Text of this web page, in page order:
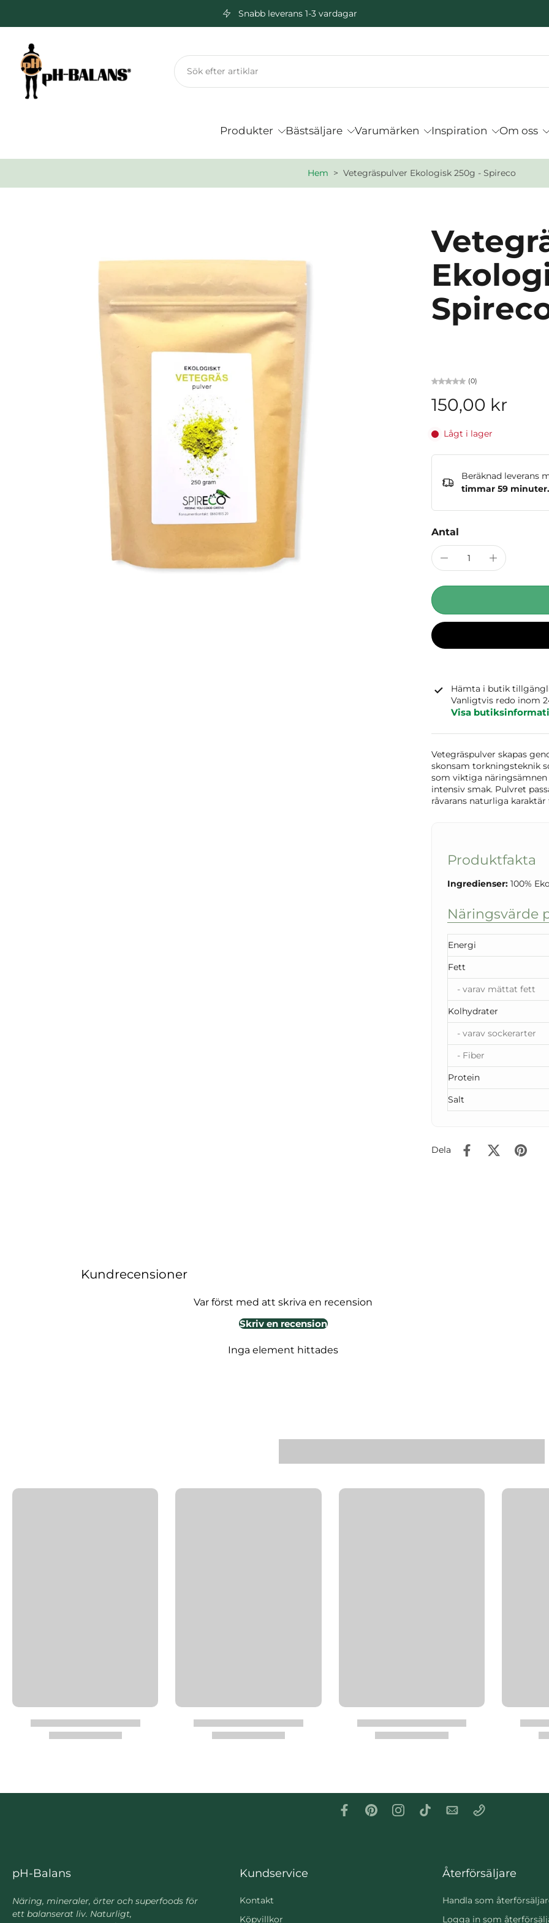
till
innehåll
Snabb leverans 1-3 vardagar
Produkter Bästsäljare Varumärken Inspiration Om oss
Hem > Vetegräspulver Ekologisk 250g - Spireco
produktinformation
(0)
150,00 kr
Lågt i lager
Beräknad leverans
timmar 59 minuter.
Antal
Hämta i butik
Vanligtvis redo inom
Visa
Vetegräspulver skapas
skonsam torkningsteknik
som viktiga näringsämnen
intensiv smak. Pulvret
råvarans naturliga karaktär
Produktfakta
Ingredienser: 100%
Näringsvärde
Energi
Fett
- varav mättat fett
Kolhydrater
- varav sockerarter
- Fiber
Protein
Salt
Dela
Kundrecensioner
Var först med att skriva en recension
Skriv en recension
Inga element hittades
pH-Balans
Näring, mineraler, örter och superfoods för
ett balanserat liv. Naturligt,
Kundservice
Kontakt
Köpvillkor
Återförsäljare
Handla som
Logga in som